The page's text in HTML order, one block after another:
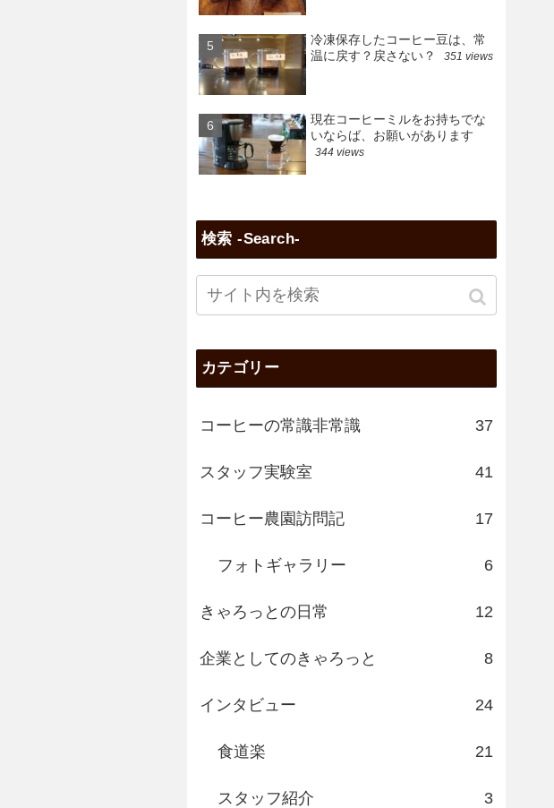
冷凍保存したコーヒー豆は、常
温に戻す？戻さない？
351 views
現在コーヒーミルをお持ちでな
いならば、お願いがあります
344 views
検索 -Search-
カテゴリー
コーヒーの常識非常識 37
スタッフ実験室 41
コーヒー農園訪問記 17
フォトギャラリー 6
きゃろっとの日常 12
企業としてのきゃろっと 8
インタビュー 24
食道楽 21
スタッフ紹介 3